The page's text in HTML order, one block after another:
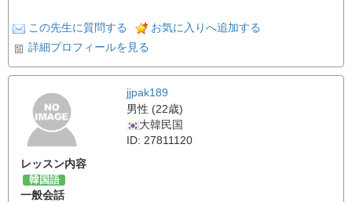
この先生に質問する
お気に入りへ追加する
詳細プロフィールを見る
jjpak189
男性 (22歳)
大韓民国
ID: 27811120
レッスン内容
韓国語
一般会話